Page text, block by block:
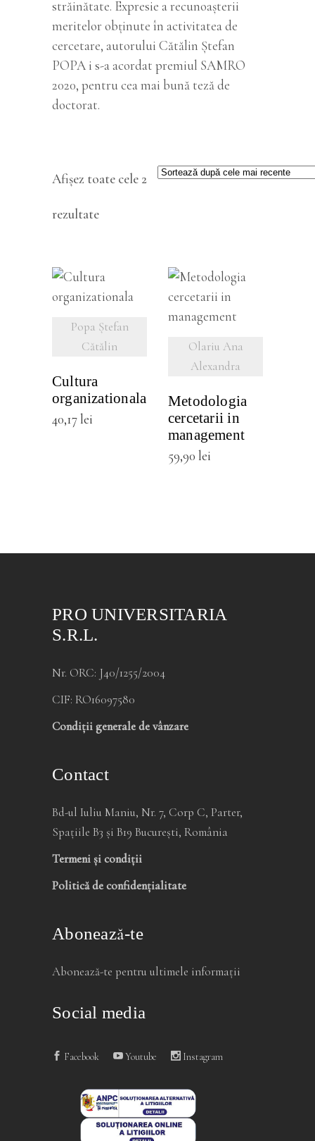
străinătate. Expresie a recunoașterii
meritelor obținute în activitatea de
cercetare, autorului Cătălin Ștefan
POPA i s-a acordat premiul SAMRO
2020, pentru cea mai bună teză de
doctorat.
Afișez toate cele 2
rezultateSortat
cele
mai
recente
Popa Ștefan
Cătălin
VEZI
DETALII
Cultura
organizationala
40,17lei
Olariu Ana
Alexandra
Metodologia
cercetarii in
management
59,90 lei
PRO UNIVERSITARIA
S.R.L.
Nr. ORC: J40/1255/2004
CIF: RO16097580
Condiții generale de vânzare
Contact
Bd-ul Iuliu Maniu, Nr. 7, Corp C, Parter,
Spațiile B3 și B19 București, România
Termeni și condiții
Politică de confidențialitate
Abonează-te
Abonează-te pentru ultimele informații
Social media
Facebook Youtube Instagram